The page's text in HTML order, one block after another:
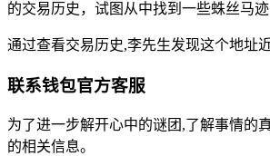
的交易历史，试图从中找到一些蛛丝马
通过查看交易历史,李先生发现这个地址
联系钱包官方客服
为了进一步解开心中的谜团,了解事情的
的相关信息。